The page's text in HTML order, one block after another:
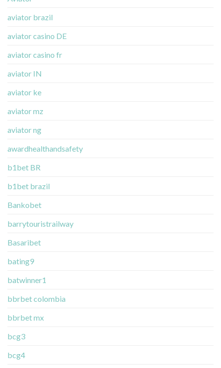
aviator brazil
aviator casino DE
aviator casino fr
aviator IN
aviator ke
aviator mz
aviator ng
awardhealthandsafety
b1bet BR
b1bet brazil
Bankobet
barrytouristrailway
Basaribet
bating9
batwinner1
bbrbet colombia
bbrbet mx
bcg3
bcg4